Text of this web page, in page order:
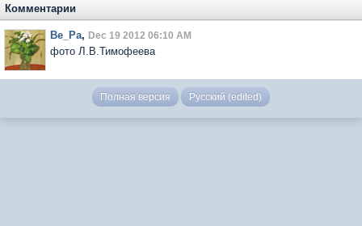
Комментарии
Ве_Ра, Dec 19 2012 06:10 AM
фото Л.В.Тимофеева
Полная версия Русский (edited)